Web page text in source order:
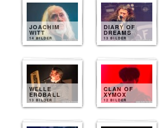
JOACHIM
WITT
14 BILDER
DIARY OF
DREAMS
13 BILDER
WELLE
ERDBALL
13 BILDER
CLAN OF
XYMOX
12 BILDER